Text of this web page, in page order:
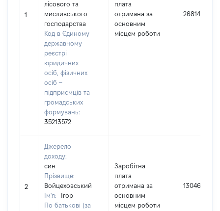
1
лісового та
мисливського
господарства
Код в Єдиному
державному
реєстрі
юридичних
осіб, фізичних
осіб –
підприємців та
громадських
формувань:
35213572
плата
отримана за
основним
місцем роботи
268145
2
Джерело
доходу:
син
Прізвище:
Войцеховський
Ім'я:
Ігор
По батькові (за
Заробітна
плата
отримана за
основним
місцем роботи
130461